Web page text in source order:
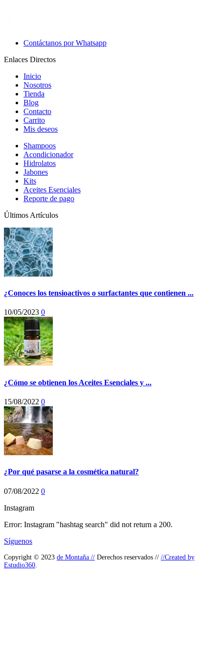
Contáctanos por Whatsapp
Enlaces Directos
Inicio
Nosotros
Tienda
Blog
Contacto
Carrito
Mis deseos
Shampoos
Acondicionador
Hidrolatos
Jabones
Kits
Aceites Esenciales
Reporte de pago
Últimos Artículos
¿Conoces los tensioactivos o surfactantes que contienen ...
10/05/2023 0
¿Cómo se obtienen los Aceites Esenciales y ...
15/08/2022 0
¿Por qué pasarse a la cosmética natural?
07/08/2022 0
Instagram
Error: Instagram "hashtag search" did not return a 200.
Síguenos
Copyright © 2023 de Montaña // Derechos reservados // //Created by
Estudio360